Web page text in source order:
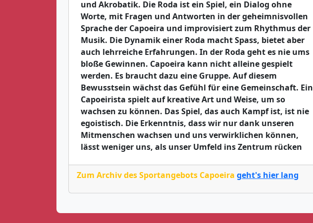
und Akrobatik. Die Roda ist ein Spiel, ein Dialog ohne
Worte, mit Fragen und Antworten in der geheimnisvollen
Sprache der Capoeira und improvisiert zum Rhythmus der
Musik. Die Dynamik einer Roda macht Spass, bietet aber
auch lehrreiche Erfahrungen. In der Roda geht es nie ums
bloße Gewinnen. Capoeira kann nicht alleine gespielt
werden. Es braucht dazu eine Gruppe. Auf diesem
Bewusstsein wächst das Gefühl für eine Gemeinschaft. Ein
Capoeirista spielt auf kreative Art und Weise, um so
wachsen zu können. Das Spiel, das auch Kampf ist, ist nie
egoistisch. Die Erkenntnis, dass wir nur dank unseren
Mitmenschen wachsen und uns verwirklichen können,
lässt weniger uns, als unser Umfeld ins Zentrum rücken
Zum Archiv des Sportangebots Capoeira geht's hier lang